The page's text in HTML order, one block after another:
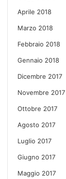
Aprile 2018
Marzo 2018
Febbraio 2018
Gennaio 2018
Dicembre 2017
Novembre 2017
Ottobre 2017
Agosto 2017
Luglio 2017
Giugno 2017
Maggio 2017